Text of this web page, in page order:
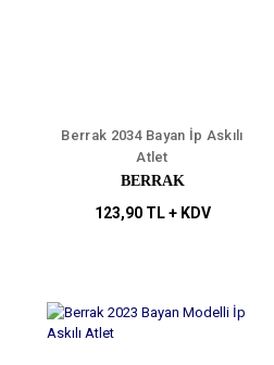
Berrak 2034 Bayan İp Askılı
Atlet
BERRAK
123,90 TL + KDV